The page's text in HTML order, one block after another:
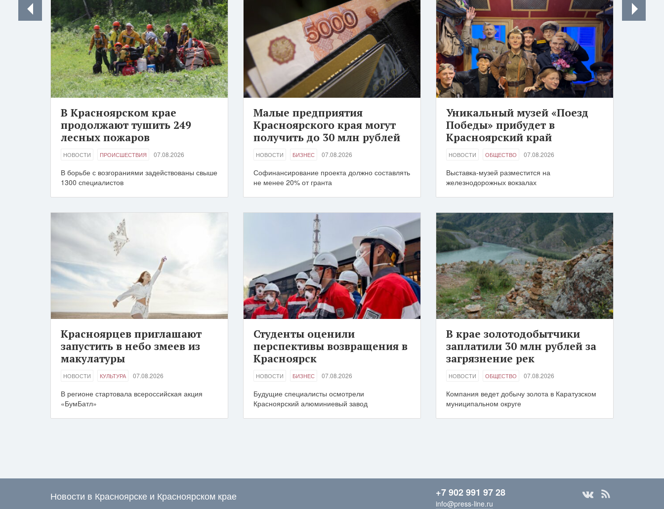
В Красноярском крае
продолжают тушить 249
лесных пожаров
НОВОСТИ ПРОИСШЕСТВИЯ 07.08.2026
В борьбе с возгораниями задействованы свыше
1300 специалистов
Малые предприятия
Красноярского края могут
получить до 30 млн рублей
НОВОСТИ БИЗНЕС 07.08.2026
Софинансирование проекта должно составлять
не менее 20% от гранта
Уникальный музей «Поезд
Победы» прибудет в
Красноярский край
НОВОСТИ ОБЩЕСТВО 07.08.2026
Выставка-музей разместится на
железнодорожных вокзалах
Красноярцев приглашают
запустить в небо змеев из
макулатуры
НОВОСТИ КУЛЬТУРА 07.08.2026
В регионе стартовала всероссийская акция
«БумБатл»
Студенты оценили
перспективы возвращения в
Красноярск
НОВОСТИ БИЗНЕС 07.08.2026
Будущие специалисты осмотрели
Красноярский алюминиевый завод
В крае золотодобытчики
заплатили 30 млн рублей за
загрязнение рек
НОВОСТИ ОБЩЕСТВО 07.08.2026
Компания ведет добычу золота в Каратузском
муниципальном округе
Новости в Красноярске и Красноярском крае +7 902 991 97 28
info@press-line.ru